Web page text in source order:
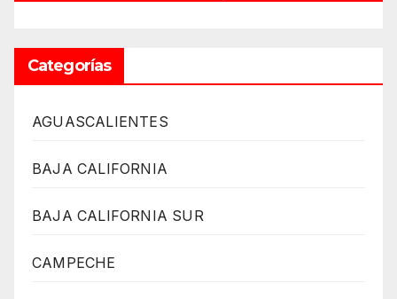
Categorías
AGUASCALIENTES
BAJA CALIFORNIA
BAJA CALIFORNIA SUR
CAMPECHE